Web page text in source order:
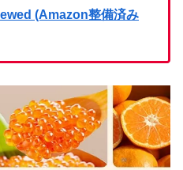
(Amazon整備済み